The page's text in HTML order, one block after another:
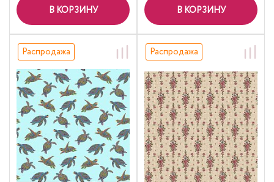
В КОРЗИНУ В КОРЗИНУ
Распродажа Распродажа